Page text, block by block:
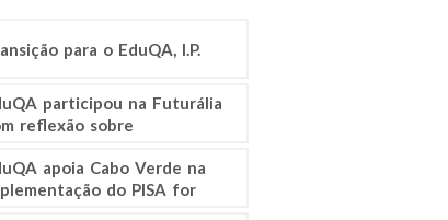
para o EduQA, I.P.
participou na Futurália
reflexão sobre
apoia Cabo Verde na
do PISA for